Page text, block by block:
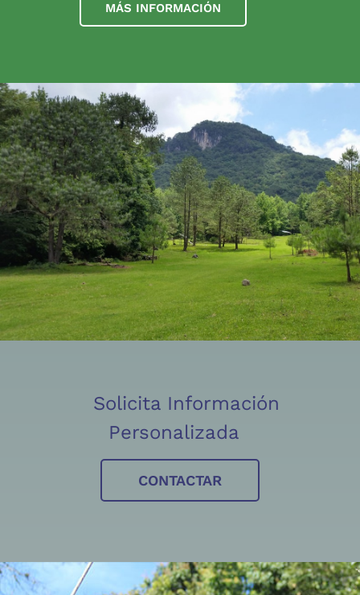
MÁS INFORMACIÓN
Solicita Información
Personalizada
CONTACTAR